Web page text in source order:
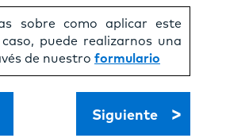
sobre como aplicar este
puede realizarnos una
de nuestro formulario
Siguiente >